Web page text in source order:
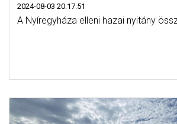
2024-08-03 20:17:51
A Nyíregyháza elleni hazai nyitány